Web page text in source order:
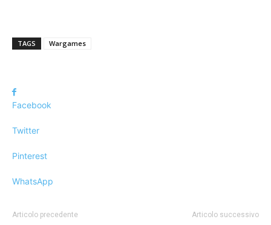
TAGS Wargames
Facebook
Twitter
Pinterest
WhatsApp
Articolo precedente Articolo successivo